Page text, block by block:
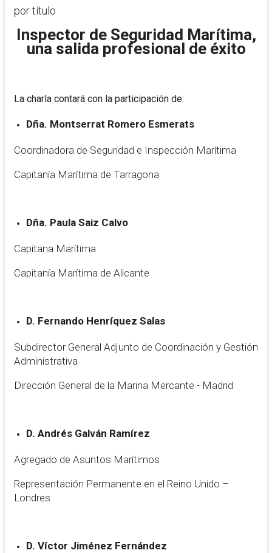
por título
Inspector de Seguridad Marítima,
una salida profesional de éxito
La charla contará con la participación de:
Dña. Montserrat Romero Esmerats
Coordinadora de Seguridad e Inspección Marítima
Capitanía Marítima de Tarragona
Dña. Paula Saiz Calvo
Capitana Marítima
Capitanía Marítima de Alicante
D. Fernando Henríquez Salas
Subdirector General Adjunto de Coordinación y Gestión
Administrativa
Dirección General de la Marina Mercante - Madrid
D. Andrés Galván Ramírez
Agregado de Asuntos Marítimos
Representación Permanente en el Reino Unido –
Londres
D. Víctor Jiménez Fernández